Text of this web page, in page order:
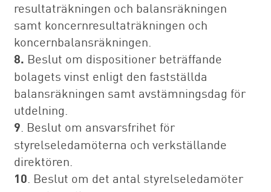
resultaträkningen och balansräkningen
samt koncernresultaträkningen och
koncernbalansräkningen.
8. Beslut om dispositioner beträffande
bolagets vinst enligt den fastställda
balansräkningen samt avstämningsdag för
utdelning.
9 . Beslut om ansvarsfrihet för
styrelseledamöterna och verkställande
direktören.
10 . Beslut om det antal styrelseledamöter